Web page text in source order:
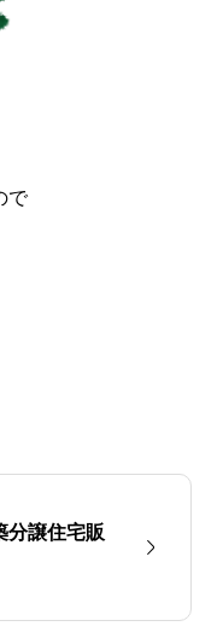
で
譲住宅販